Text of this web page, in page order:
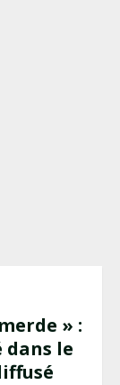
» :
dans le